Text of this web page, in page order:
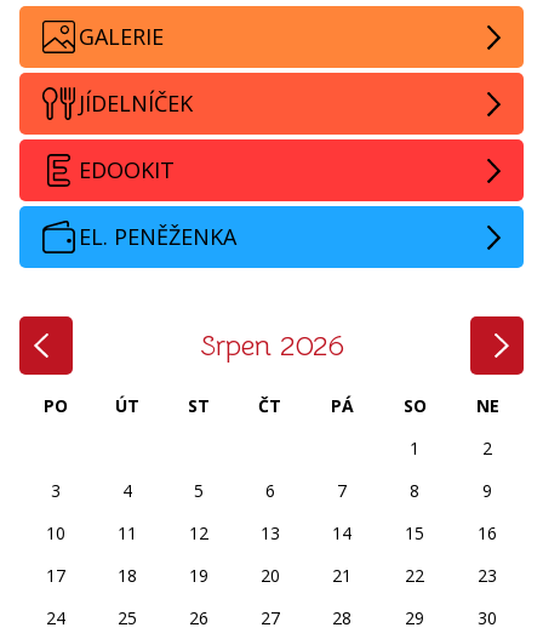
GALERIE
JÍDELNÍČEK
EDOOKIT
EL. PENĚŽENKA
Srpen 2026
PO ÚT ST ČT PÁ SO
NE
1
2
3
4 5 6 7 8
9
10
11 12 13 14 15
16
17
18 19 20 21 22
23
24
25 26 27 28 29
30